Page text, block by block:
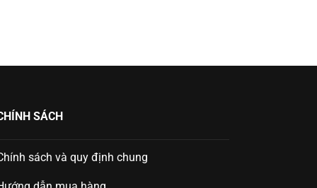
SÁCH
sách và quy định chung